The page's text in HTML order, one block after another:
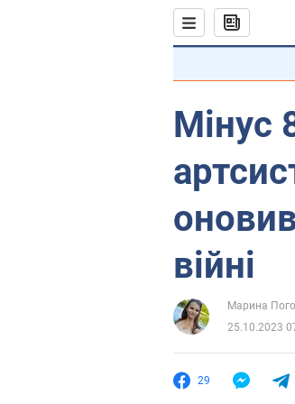
Мінус
війні
Марина
25.10.2023
29